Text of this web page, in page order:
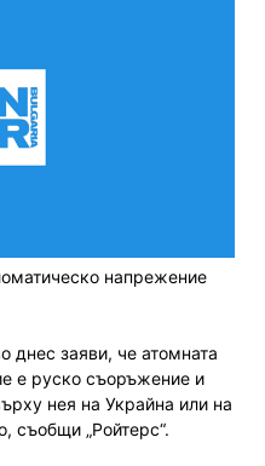
напрежение
днес заяви, че атомната
е руско съоръжение и
нея на Украйна или на
съобщи „Ройтерс“.